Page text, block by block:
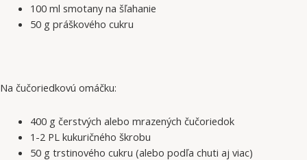
100 ml smotany na šľahanie
50 g práškového cukru
Na čučoriedkovú omáčku:
400 g čerstvých alebo mrazených čučoriedok
1-2 PL kukuričného škrobu
50 g trstinového cukru (alebo podľa chuti aj viac)